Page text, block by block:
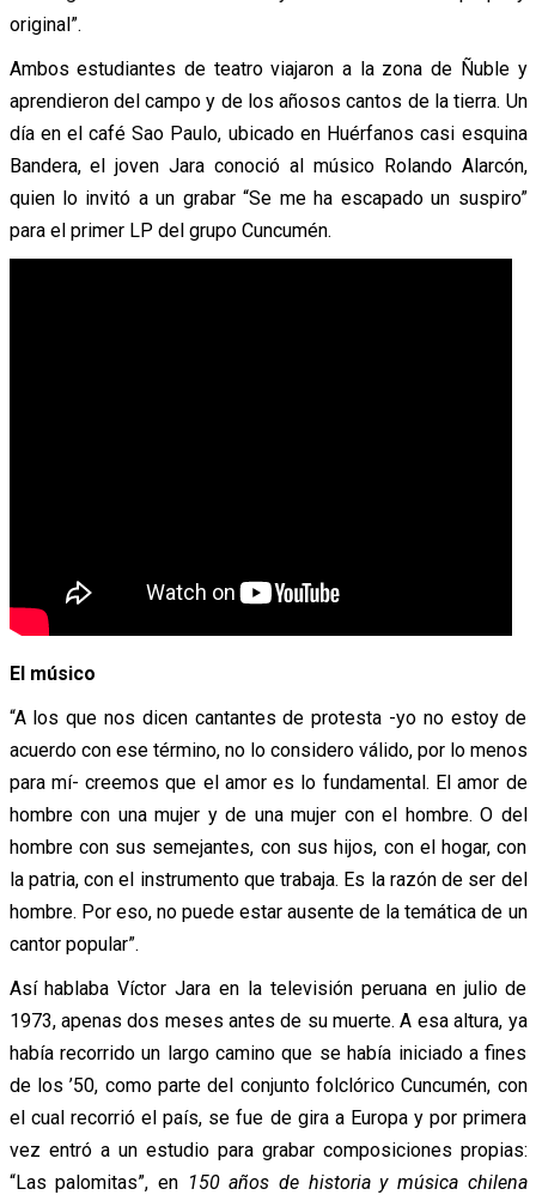
original”.
Ambos estudiantes de teatro viajaron a la zona de Ñuble y
aprendieron del campo y de los añosos cantos de la tierra. Un
día en el café Sao Paulo, ubicado en Huérfanos casi esquina
Bandera, el joven Jara conoció al músico Rolando Alarcón,
quien lo invitó a un grabar “Se me ha escapado un suspiro”
para el primer LP del grupo Cuncumén.
El músico
“A los que nos dicen cantantes de protesta -yo no estoy de
acuerdo con ese término, no lo considero válido, por lo menos
para mí- creemos que el amor es lo fundamental. El amor de
hombre con una mujer y de una mujer con el hombre. O del
hombre con sus semejantes, con sus hijos, con el hogar, con
la patria, con el instrumento que trabaja. Es la razón de ser del
hombre. Por eso, no puede estar ausente de la temática de un
cantor popular”.
Así hablaba Víctor Jara en la televisión peruana en julio de
1973, apenas dos meses antes de su muerte. A esa altura, ya
había recorrido un largo camino que se había iniciado a fines
de los ’50, como parte del conjunto folclórico Cuncumén, con
el cual recorrió el país, se fue de gira a Europa y por primera
vez entró a un estudio para grabar composiciones propias:
“Las palomitas”, en 150 años de historia y música chilena